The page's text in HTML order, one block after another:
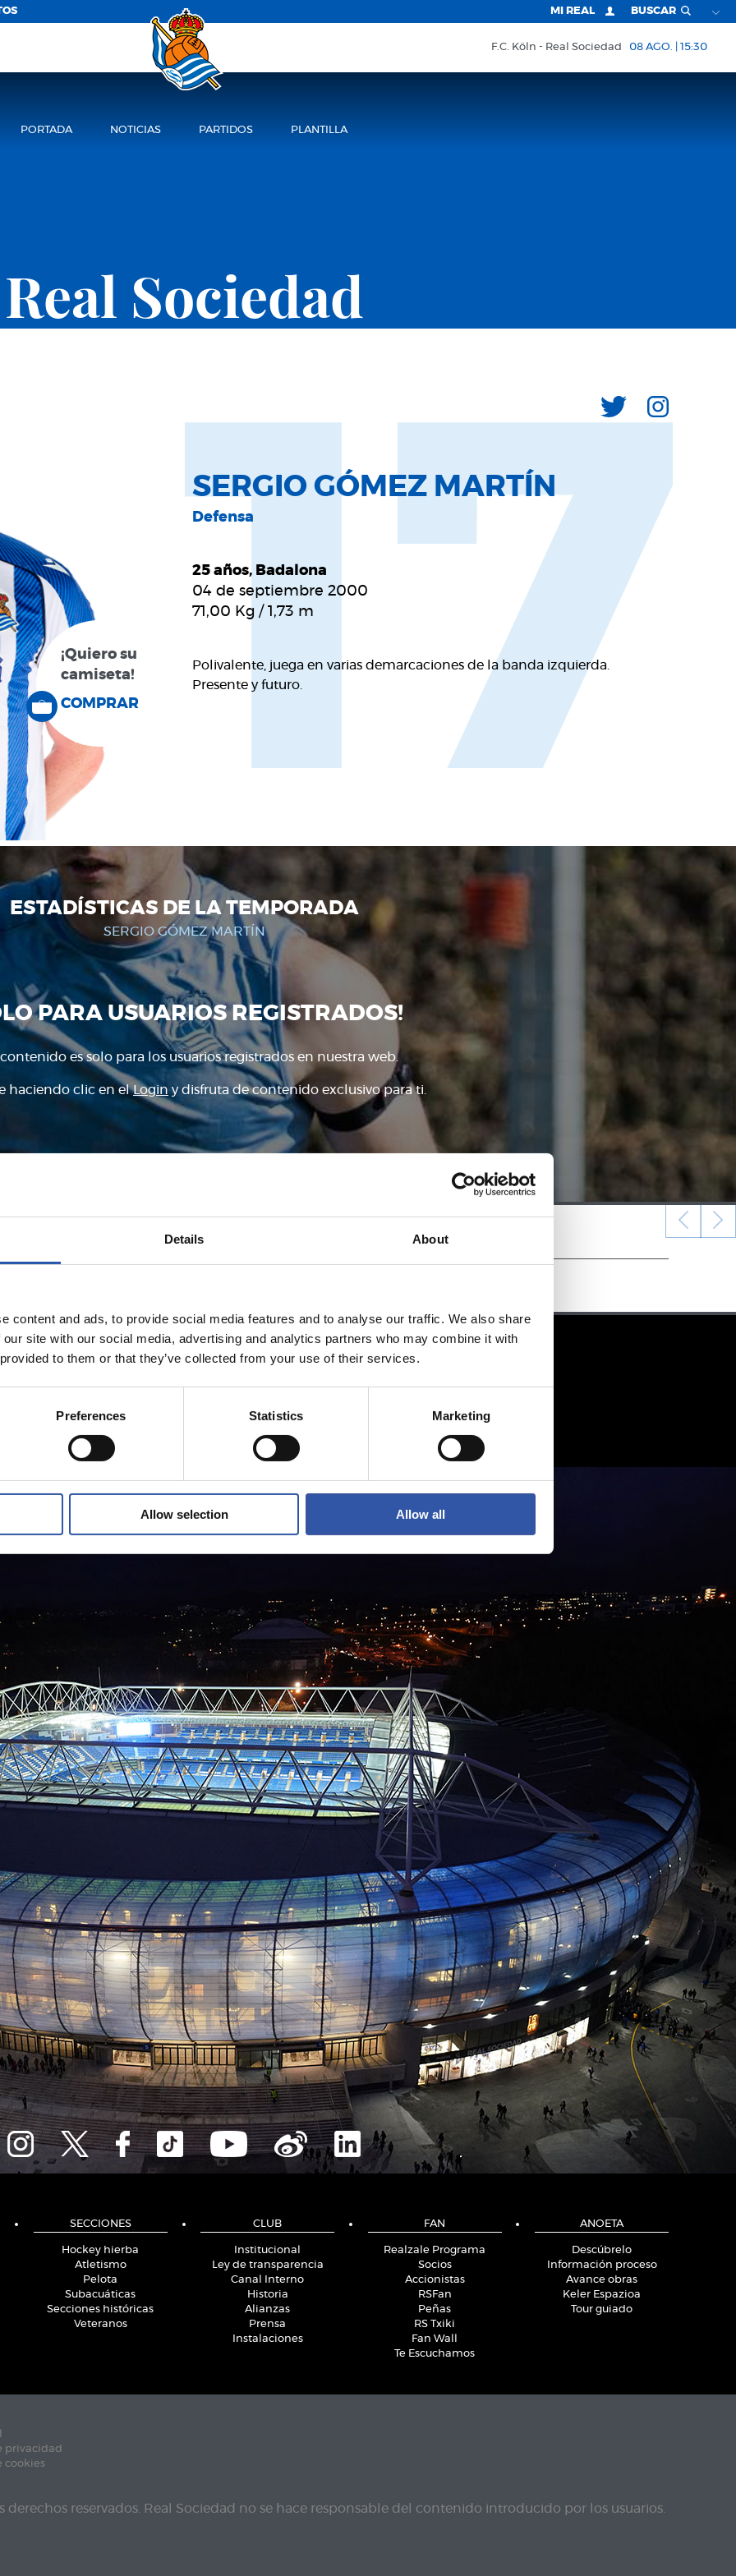
Details About
content and ads, to provide social media features and to analyse our traffic. We also share
site with our social media, advertising and analytics partners who may combine it with
to them or that they’ve collected from your use of their services.
Preferences Statistics Marketing
Allow selection Allow all
MI REAL BUSCAR
F.C. Köln Real Sociedad 08 AGO. | 15:30
PORTADA NOTICIAS PARTIDOS PLANTILLA
Real Sociedad
¡Quiero su
camiseta!
COMPRAR
SERGIO GÓMEZ MARTÍN
Defensa
25 años, Badalona
04 de septiembre 2000
71,00 Kg / 1,73 m
Polivalente, juega en varias demarcaciones de la banda izquierda.
Presente y futuro.
17
ESTADÍSTICAS DE LA TEMPORADA
SERGIO GÓMEZ MARTÍN
PARA USUARIOS REGISTRADOS!
es solo para los usuarios registrados en nuestra web.
haciendo clic en elLogin y disfruta de contenido exclusivo para ti.
SECCIONES
Hockey hierba
Atletismo
Pelota
Subacuáticas
Secciones históricas
Veteranos
CLUB
Institucional
Ley de transparencia
Canal Interno
Historia
Alianzas
Prensa
Instalaciones
FAN
Realzale Programa
Socios
Accionistas
RSFan
Peñas
RS Txiki
Fan Wall
Te Escuchamos
ANOETA
Descúbrelo
Información proceso
Avance obras
Keler Espazioa
Tour guiado
privacidad
cookies
derechos reservados. Real Sociedad no se hace responsable del contenido introducido por los usuarios.